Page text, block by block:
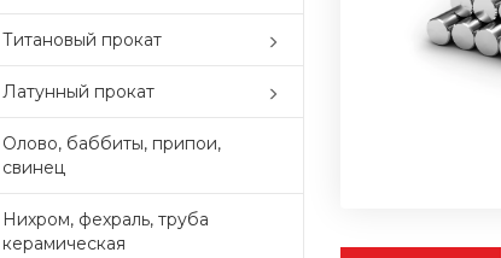
Титановый прокат
Латунный прокат
Олово, баббиты, припои,
свинец
Нихром, фехраль, труба
керамическая